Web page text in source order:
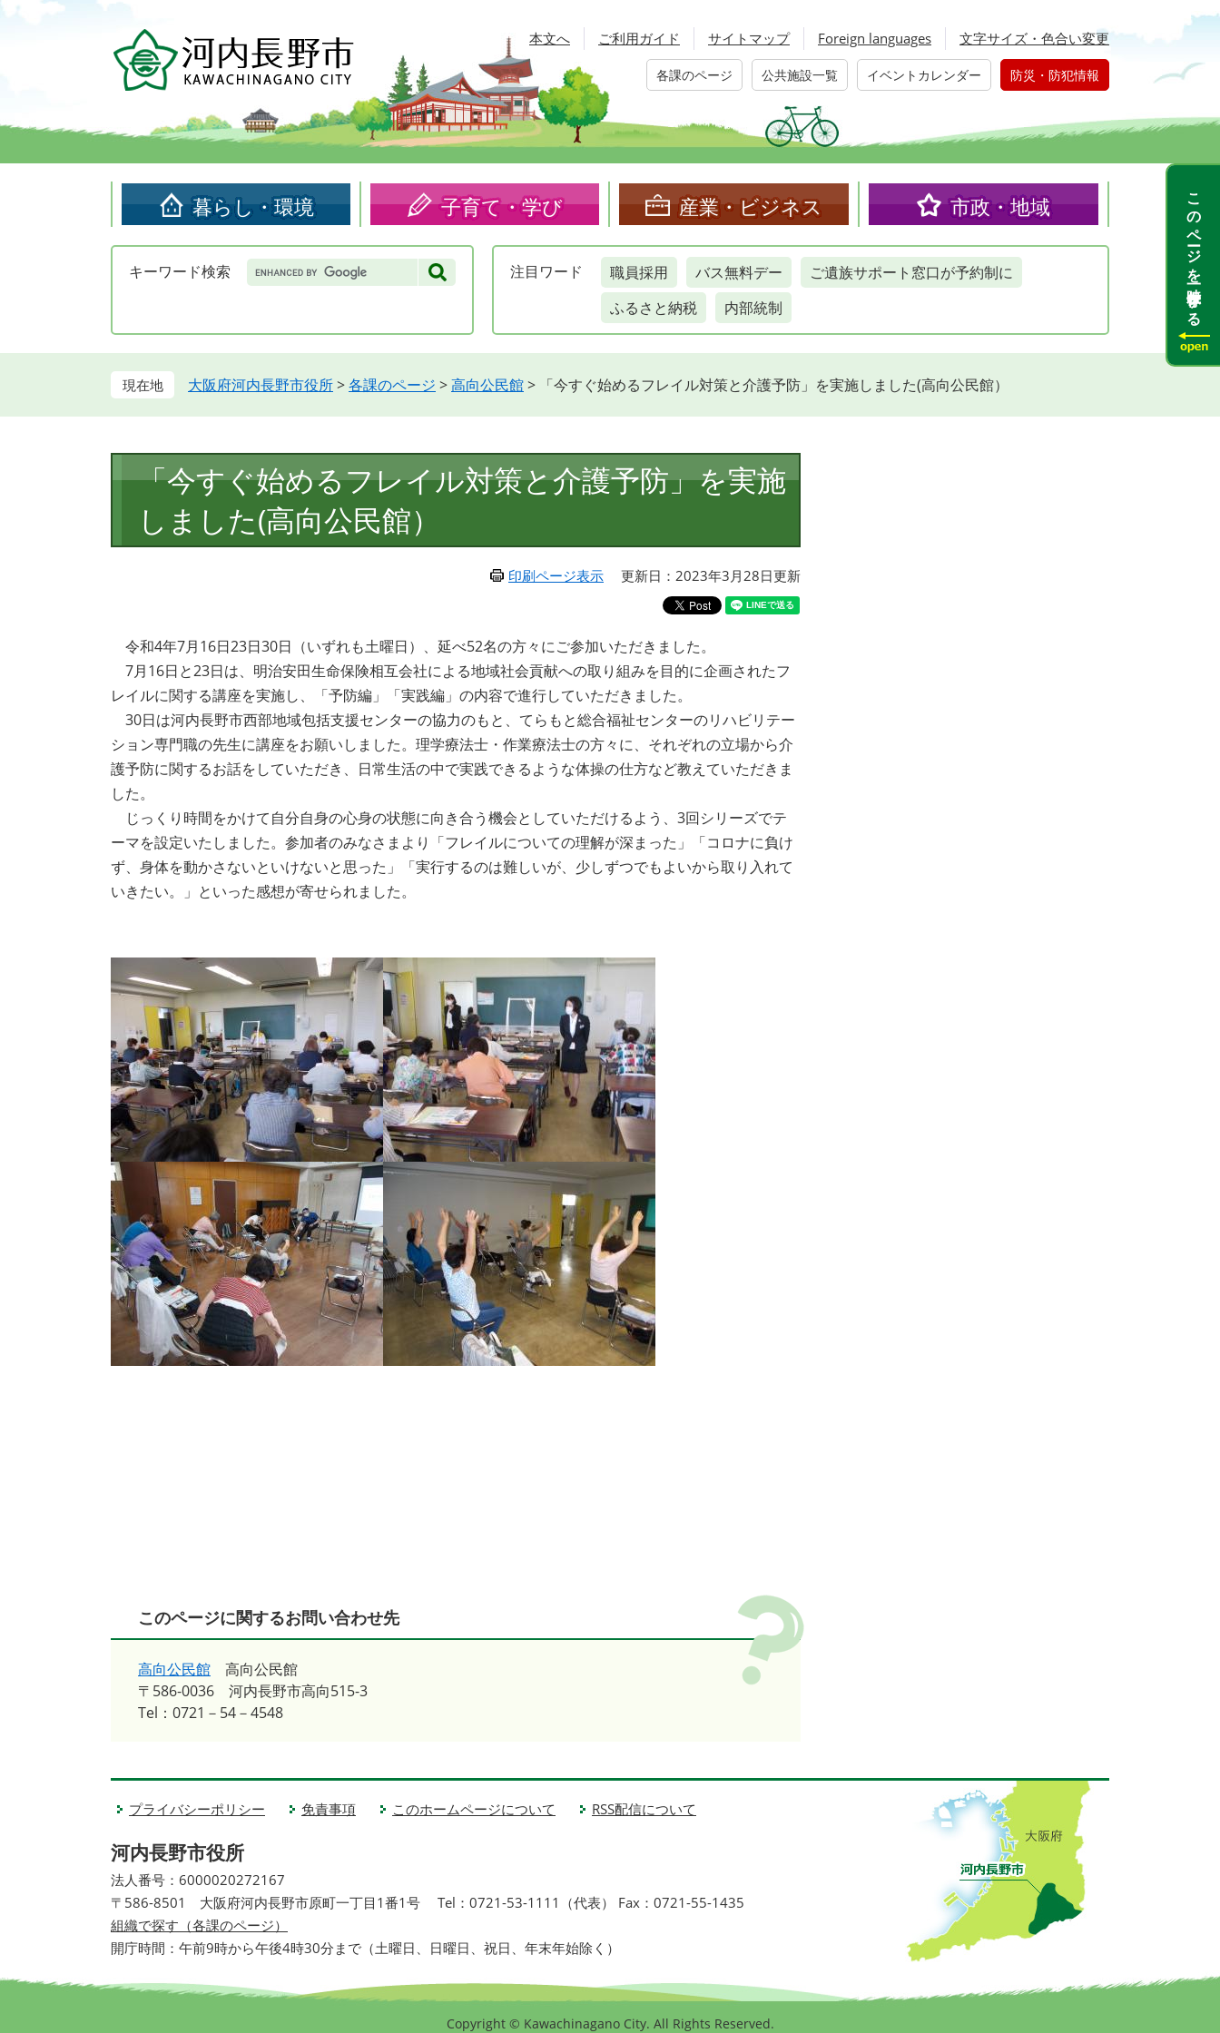
頭
す。
飛
し
本文へ ご利用ガイド サイトマップ Foreign languages 文字サイズ・色合い変更
各課のページ 公共施設一覧 イベントカレンダー 防災・防犯情報
暮らし・環境 子育て・学び 産業・ビジネス 市政・地域
キーワード検索 Google
カ
検
注目 ワード 職員採用 バス無料デー
ご遺族サポート窓口が予約制に
ふるさと納税
内部統制
大阪府河内長野市役所>各課のページ >高向公民館> 「今すぐ始めるフレイル対策と介護予防」を実施しました(高向公民館）
文
「今すぐ始めるフレイル対策と介護予防」を実施
しました(高向公民館）
印刷ページ表示 更新日：2023年3月28日更新
令和4年7月16日23日30日（いずれも土曜日）、延べ52名の方々にご参加いただきました。
7月16日と23日は、明治安田生命保険相互会社による地域社会貢献への取り組みを目的に企画されたフ
レイルに関する講座を実施し、「予防編」「実践編」の内容で進行していただきました。
30日は河内長野市西部地域包括支援センターの協力のもと、てらもと総合福祉センターのリハビリテー
ション専門職の先生に講座をお願いしました。理学療法士・作業療法士の方々に、それぞれの立場から介
護予防に関するお話をしていただき、日常生活の中で実践できるような体操の仕方など教えていただきま
した。
じっくり時間をかけて自分自身の心身の状態に向き合う機会としていただけるよう、3回シリーズでテ
ーマを設定いたしました。参加者のみなさまより「フレイルについての理解が深まった」「コロナに負け
ず、身体を動かさないといけないと思った」「実行するのは難しいが、少しずつでもよいから取り入れて
いきたい。」といった感想が寄せられました。
このページに関するお問い合わせ先
高向公民館
高向公民館
〒586-0036
河内長野市高向515-3
Tel：0721－54－4548
プライバシーポリシー 免責事項 このホームページについて RSS配信について
河内長野市役所
法人番号：6000020272167
〒586-8501 大阪府河内長野市原町一丁目1番1号
Tel：0721-53-1111（代表） Fax：0721-55-1435
組織で探す（各課のページ）
開庁時間：午前9時から午後4時30分まで（土曜日、日曜日、祝日、年末年始除く）
Copyright © Kawachinagano City. All Rights Reserved.
このページを一時保存する